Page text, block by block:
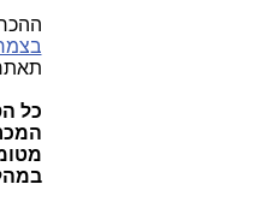
כל